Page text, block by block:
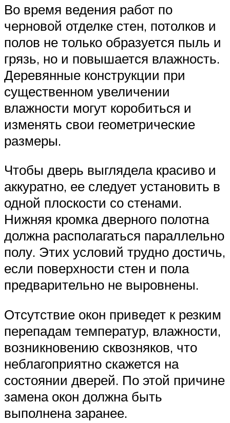
Во время ведения работ по
черновой отделке стен, потолков и
полов не только образуется пыль и
грязь, но и повышается влажность.
Деревянные конструкции при
существенном увеличении
влажности могут коробиться и
изменять свои геометрические
размеры.
Чтобы дверь выглядела красиво и
аккуратно, ее следует установить в
одной плоскости со стенами.
Нижняя кромка дверного полотна
должна располагаться параллельно
полу. Этих условий трудно достичь,
если поверхности стен и пола
предварительно не выровнены.
Отсутствие окон приведет к резким
перепадам температур, влажности,
возникновению сквозняков, что
неблагоприятно скажется на
состоянии дверей. По этой причине
замена окон должна быть
выполнена заранее.